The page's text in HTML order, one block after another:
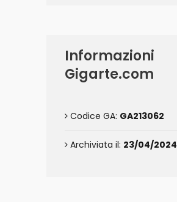
Informazioni
Gigarte.com
Codice GA: GA213062
Archiviata il: 23/04/2024